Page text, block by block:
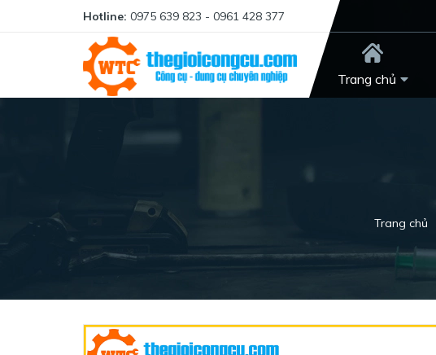
Hotline: 0975 639 823 - 0961 428 377
Trang chủ
Trang chủ